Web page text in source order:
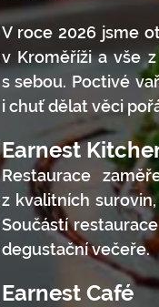
V roce 2026 jsme
v Kroměříži a vše
s sebou. Poctivé
i chuť dělat věci
Earnest
Restaurace
z kvalitních
Součástí
degustační večeře.
Earnest Café